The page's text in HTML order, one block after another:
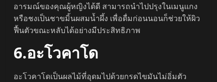
อารมณ์ของคุณผู้หญิงได้ดี สามารถนำไปปรุงในเมนูแกง
หรือชงเป็นชาขมิ้นผสมน้ำผึ้ง เพื่อดื่มก่อนนอนก็ช่วยให้ผิว
ฟื้นตัวขณะหลับได้อย่างมีประสิทธิภาพ
6.อะโวคาโด
อะโวคาโดเป็นผลไม้ที่อุดมไปด้วยกรดไขมันไม่อิ่มตัว